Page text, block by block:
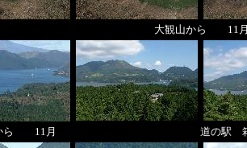
大観山から 11月
ら 11月 道の駅